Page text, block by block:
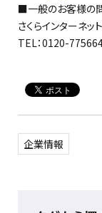
■一般のお客様の
さくらインターネッ
TEL：0120-
企業情報